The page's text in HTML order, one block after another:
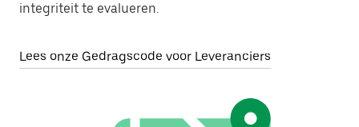
integriteit te evalueren.
Lees onze Gedragscode voor Leveranciers